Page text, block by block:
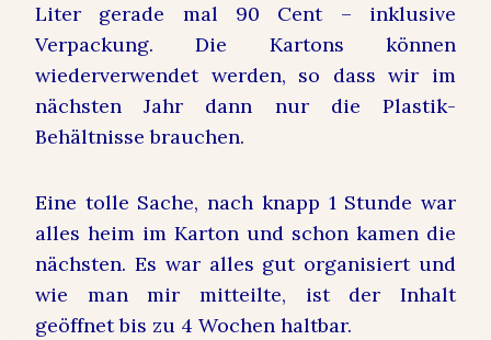
Liter gerade mal 90 Cent – inklusive
Verpackung. Die Kartons können
wiederverwendet werden, so dass wir im
nächsten Jahr dann nur die Plastik-
Behältnisse brauchen.
Eine tolle Sache, nach knapp 1 Stunde war
alles heim im Karton und schon kamen die
nächsten. Es war alles gut organisiert und
wie man mir mitteilte, ist der Inhalt
geöffnet bis zu 4 Wochen haltbar.